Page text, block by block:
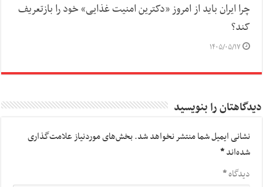
چرا ایران باید از امروز «دکترین امنیت غذایی» خود را بازتعریف
کند؟
۱۴۰۵/۰۵/۱۷
دیدگاهتان را بنویسید
نشانی ایمیل شما منتشر نخواهد شد.بخش‌های موردنیاز علامت‌گذاری
شده‌اند*
دیدگاه*